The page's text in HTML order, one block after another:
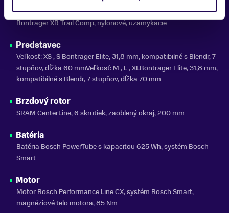
Gripy
Bontrager XR Trail Comp, nylonové, uzamykacie
Predstavec
Veľkosť: XS , S Bontrager Elite, 31,8 mm, kompatibilné s Blendr, 7
stupňov, dĺžka 60 mmVeľkosť: M , L , XLBontrager Elite, 31,8 mm,
kompatibilné s Blendr, 7 stupňov, dĺžka 70 mm
Brzdový rotor
SRAM CenterLine, 6 skrutiek, zaoblený okraj, 200 mm
Batéria
Batéria Bosch PowerTube s kapacitou 625 Wh, systém Bosch
Smart
Motor
Motor Bosch Performance Line CX, systém Bosch Smart,
magnéziové telo motora, 85 Nm